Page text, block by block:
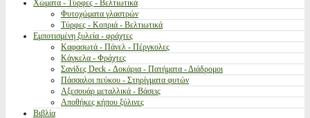
Χώματα - Τύρφες - Βελτιωτικά
Φυτοχώματα γλαστρών
Τύρφες - Κοπριά - Βελτιωτικά
Εμποτισμένη ξυλεία - φράχτες
Καφασωτά - Πάνελ - Πέργκολες
Κάγκελα - Φράχτες
Σανίδες Deck - Δοκάρια - Πατήματα - Διάδρομοι
Πάσσαλοι πεύκου - Στηρίγματα φυτών
Αξεσουάρ μεταλλικά - Βάσεις
Αποθήκες κήπου ξύλινες
Βιβλία